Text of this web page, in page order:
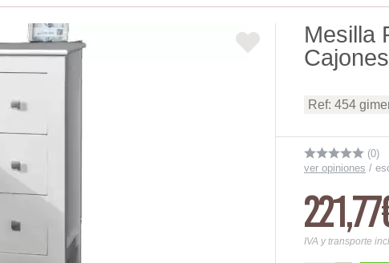
Mesilla
Ref: 454
(0)
ver opiniones /
IVA y transporte